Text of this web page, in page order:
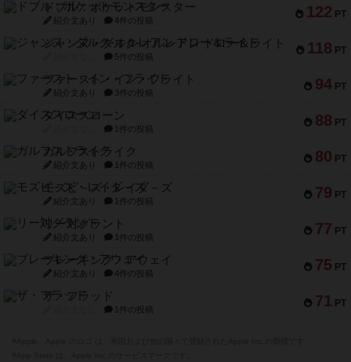
122 PT
ドブル：ポケットモンスター
紹介文あり 4件の投稿
118 PT
ジャンヌ・ダルク-オルレアン ドロー＆ライト
5件の投稿
94 PT
ファースト・イン・フライト
紹介文あり 3件の投稿
88 PT
ダイススローン
1件の投稿
80 PT
ガルフストライク
紹介文あり 1件の投稿
79 PT
モズビ－ズ・レイダ－ズ
紹介文あり 1件の投稿
77 PT
リー対グラント
紹介文あり 1件の投稿
75 PT
ブレーキング・アウェイ
紹介文あり 4件の投稿
71 PT
ザ・フラッド
1件の投稿